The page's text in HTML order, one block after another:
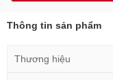
Thông tin sản phẩm
Thương hiệu